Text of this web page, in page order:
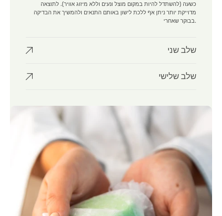
כשעה (להשתדל להיות במקום מוצל ונעים וללא מיזוג אוויר). לתוצאה
מדוייקת יותר ניתן אף ללכת לישון באותם התנאים ולהמשיך את הבדיקה
בבוקר שאחרי.
שלב שני
שלב שלישי